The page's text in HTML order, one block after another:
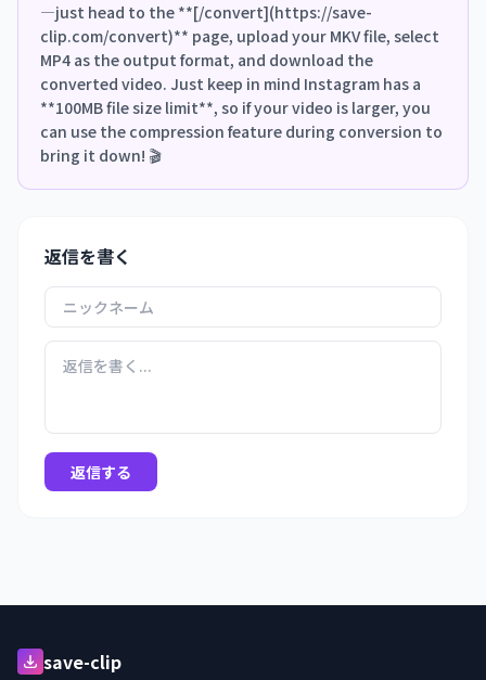
—just head to the **[/convert](https://save-
clip.com/convert)** page, upload your MKV file, select
MP4 as the output format, and download the
converted video. Just keep in mind Instagram has a
**100MB file size limit**, so if your video is larger, you
can use the compression feature during conversion to
bring it down! 🎬
返信を書く
返信する
save-clip